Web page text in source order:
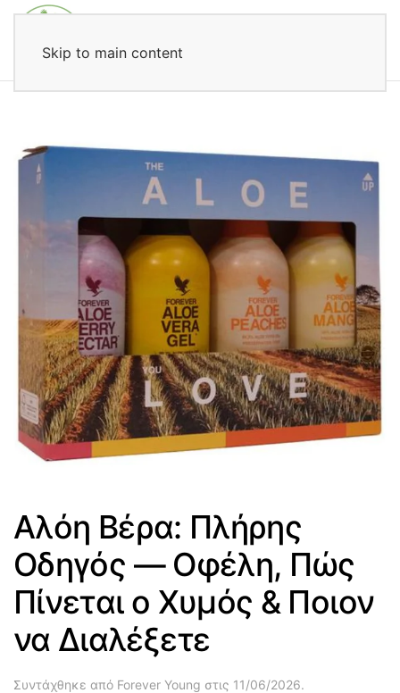
Skip to main content
Αλόη Βέρα: Πλήρης
Οδηγός — Οφέλη, Πώς
Πίνεται ο Χυμός & Ποιον
να Διαλέξετε
Συντάχθηκε από Forever Young στις 11/06/2026.